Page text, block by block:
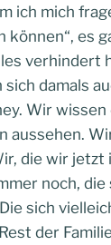
ich mich
können“, es
verhindert
damals
Wir
die wir
noch,
sich
der